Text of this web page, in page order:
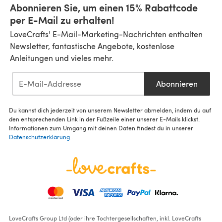
Abonnieren Sie, um einen 15% Rabattcode
per E-Mail zu erhalten!
LoveCrafts' E-Mail-Marketing-Nachrichten enthalten
Newsletter, fantastische Angebote, kostenlose
Anleitungen und vieles mehr.
Abonnieren
Du kannst dich jederzeit von unserem Newsletter abmelden, indem du auf
den entsprechenden Link in der Fußzeile einer unserer E-Mails klickst.
Informationen zum Umgang mit deinen Daten findest du in unserer
Datenschutzerklärung
LoveCrafts Group Ltd (oder ihre Tochtergesellschaften, inkl. LoveCrafts